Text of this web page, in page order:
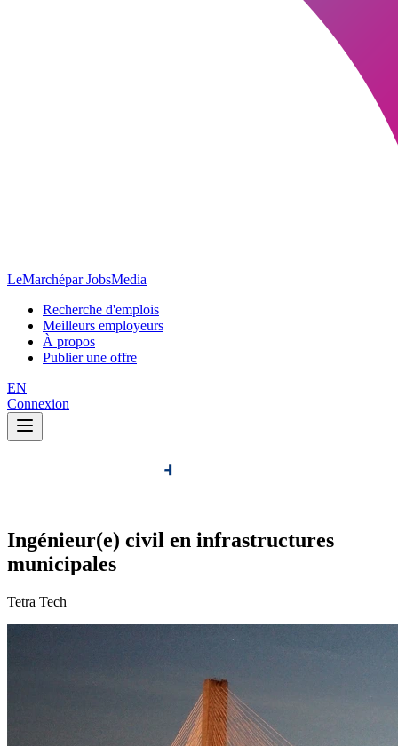
LeMarchépar JobsMedia
Recherche d'emplois
Meilleurs employeurs
À propos
Publier une offre
EN
Connexion
Ingénieur(e) civil en infrastructures
municipales
Tetra Tech